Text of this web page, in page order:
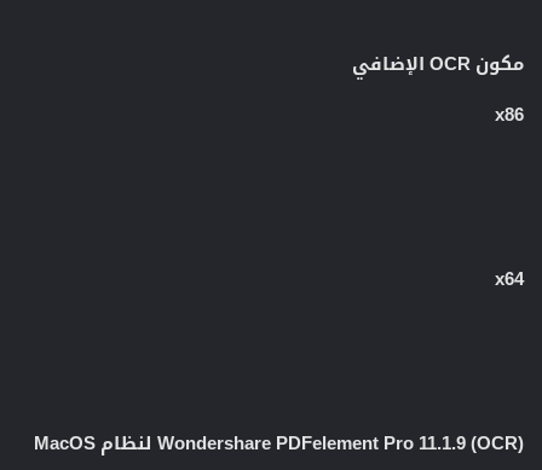
مكون OCR الإضافي
x86
x64
Wondershare PDFelement Pro 11.1.9 (OCR) لنظام MacOS